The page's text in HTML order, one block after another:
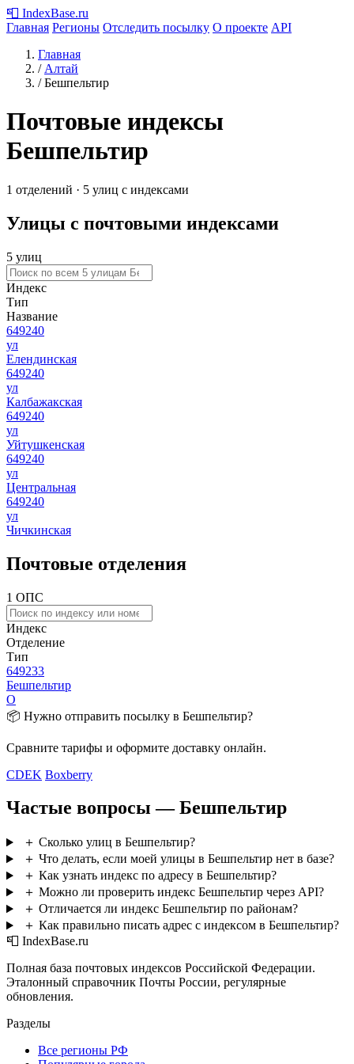
📮 IndexBase.ru
Главная Регионы Отследить посылку О проекте API
Главная
/ Алтай
/ Бешпельтир
Почтовые индексы
Бешпельтир
1 отделений · 5 улиц с индексами
Улицы с почтовыми индексами
5 улиц
Индекс
Тип
Название
649240
ул
Елендинская
649240
ул
Калбажакская
649240
ул
Уйтушкенская
649240
ул
Центральная
649240
ул
Чичкинская
Почтовые отделения
1 ОПС
Индекс
Отделение
Тип
649233
Бешпельтир
О
📦 Нужно отправить посылку в Бешпельтир?
Сравните тарифы и оформите доставку онлайн.
CDEK Boxberry
Частые вопросы — Бешпельтир
＋ Сколько улиц в Бешпельтир?
＋ Что делать, если моей улицы в Бешпельтир нет в базе?
＋ Как узнать индекс по адресу в Бешпельтир?
＋ Можно ли проверить индекс Бешпельтир через API?
＋ Отличается ли индекс Бешпельтир по районам?
＋ Как правильно писать адрес с индексом в Бешпельтир?
📮 IndexBase.ru
Полная база почтовых индексов Российской Федерации.
Эталонный справочник Почты России, регулярные
обновления.
Разделы
Все регионы РФ